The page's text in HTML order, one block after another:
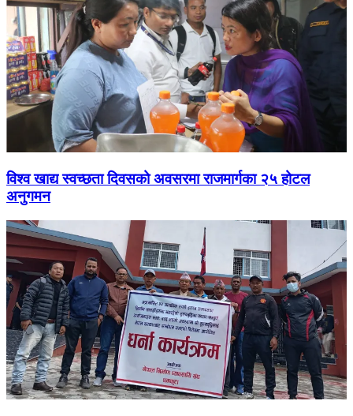
विश्व खाद्य स्वच्छता दिवसको अवसरमा राजमार्गका २५ होटल
अनुगमन